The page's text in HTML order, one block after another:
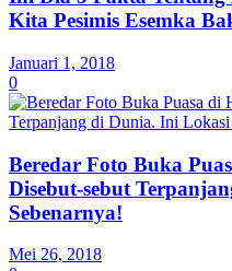
Kita Pesimis Esemka
Januari 1, 2018
0
Beredar Foto Buka
Disebut-sebut
Sebenarnya!
Mei 26, 2018